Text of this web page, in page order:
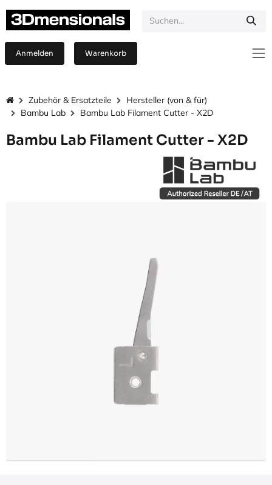
Anmelden Warenkorb
Zubehör & Ersatzteile
Hersteller (von & für)
Bambu Lab
Bambu Lab Filament Cutter - X2D
Bambu Lab Filament Cutter - X2D